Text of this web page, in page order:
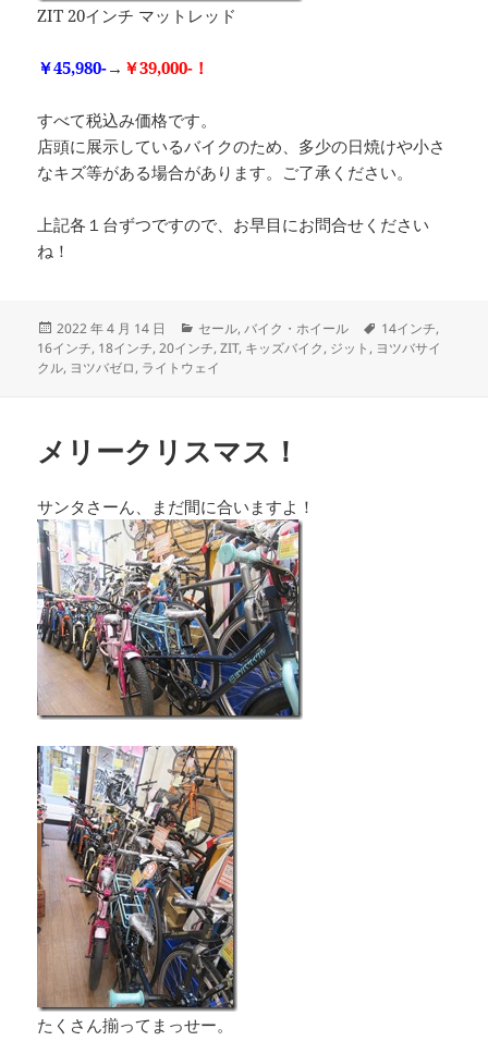
ZIT 20インチ マットレッド
￥45,980-→ ￥39,000-！
すべて税込み価格です。
店頭に展示しているバイクのため、多少の日焼けや小さ
なキズ等がある場合があります。ご了承ください。
上記各１台ずつですので、お早目にお問合せください
ね！
投
稿
日:
2022 年 4 月 14 日
カ
テ
ゴ
セール,バイク・ホイール
タ
グ
14インチ,
16インチ, 18インチ,20インチ,ZIT, キッズバイク, ジット , ヨツバサイ
クル, ヨツバゼロ, ライトウェイ
メリークリスマス！
サンタさーん、まだ間に合いますよ！
たくさん揃ってまっせー。